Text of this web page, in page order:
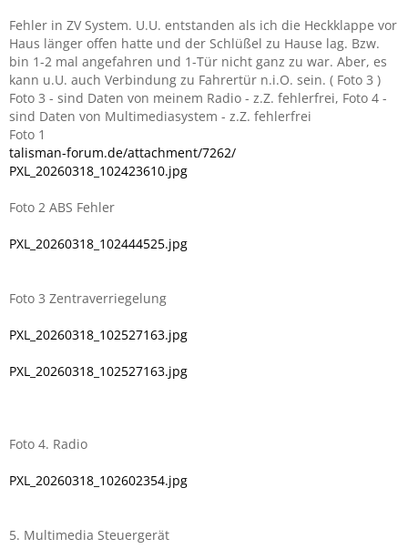
Fehler in ZV System. U.U. entstanden als ich die Heckklappe vor
Haus länger offen hatte und der Schlüßel zu Hause lag. Bzw.
bin 1-2 mal angefahren und 1-Tür nicht ganz zu war. Aber, es
kann u.U. auch Verbindung zu Fahrertür n.i.O. sein. ( Foto 3 )
Foto 3 - sind Daten von meinem Radio - z.Z. fehlerfrei, Foto 4 -
sind Daten von Multimediasystem - z.Z. fehlerfrei
Foto 1
talisman-forum.de/attachment/7262/
PXL_20260318_102423610.jpg
Foto 2 ABS Fehler
PXL_20260318_102444525.jpg
Foto 3 Zentraverriegelung
PXL_20260318_102527163.jpg
PXL_20260318_102527163.jpg
Foto 4. Radio
PXL_20260318_102602354.jpg
5. Multimedia Steuergerät